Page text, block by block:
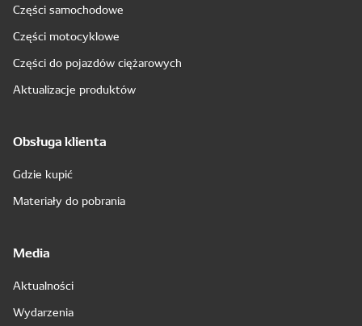
Części samochodowe
Części motocyklowe
Części do pojazdów ciężarowych
Aktualizacje produktów
Obsługa klienta
Gdzie kupić
Materiały do pobrania
Media
Aktualności
Wydarzenia